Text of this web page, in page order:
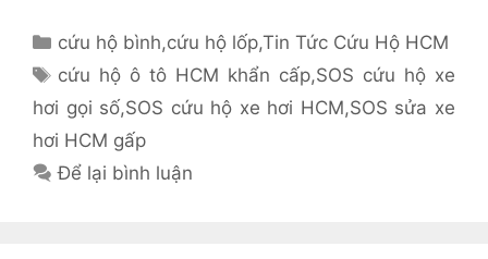
Danh
mục
cứu hộ bình,cứu hộ lốp,Tin Tức Cứu Hộ HCM
Thẻ
cứu hộ ô tô HCM khẩn cấp,SOS cứu hộ xe
hơi gọi số,SOS cứu hộ xe hơi HCM,SOS sửa xe
hơi HCM gấp
Để lại bình luận